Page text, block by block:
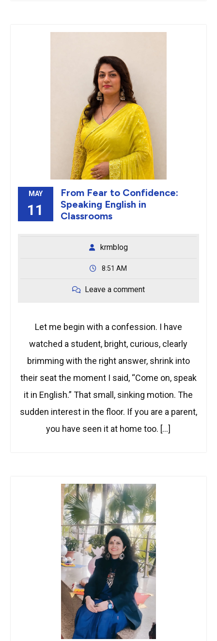
MAY
11
From Fear to Confidence:
Speaking English in
Classrooms
krmblog
8:51 AM
Leave a comment
Let me begin with a confession. I have
watched a student, bright, curious, clearly
brimming with the right answer, shrink into
their seat the moment I said, “Come on, speak
it in English.” That small, sinking motion. The
sudden interest in the floor. If you are a parent,
you have seen it at home too. […]